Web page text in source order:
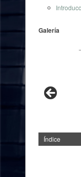
Galería
Índice